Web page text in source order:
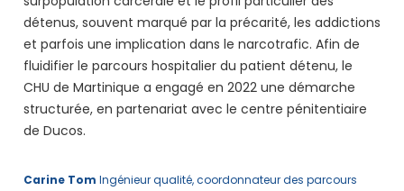
détenus, souvent marqué par la précarité, les addictions
et parfois une implication dans le narcotrafic. Afin de
fluidifier le parcours hospitalier du patient détenu, le
CHU de Martinique a engagé en 2022 une démarche
structurée, en partenariat avec le centre pénitentiaire
de Ducos.
Carine Tom Ingénieur qualité, coordonnateur des parcours